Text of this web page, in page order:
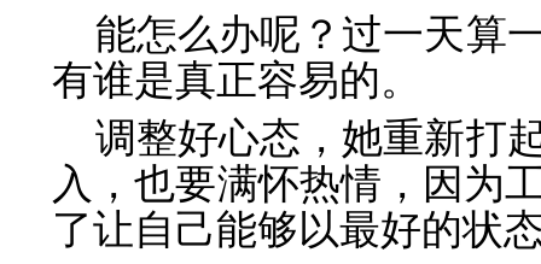
能怎么办呢？过一天算
有谁是真正容易的。
调整好心态，她重新打
入，也要满怀热情，因为
了让自己能够以最好的状